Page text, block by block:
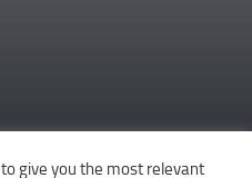
give you the most relevant